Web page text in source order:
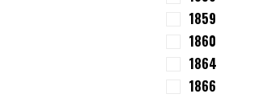
1859
1860
1864
1866